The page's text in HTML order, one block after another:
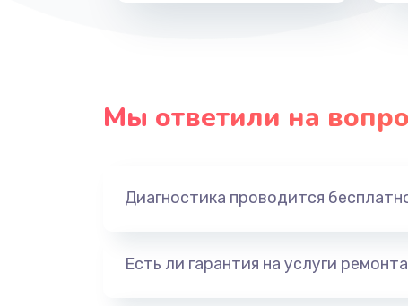
Мы ответили на
Диагностика проводится
Есть ли гарантия на услуги